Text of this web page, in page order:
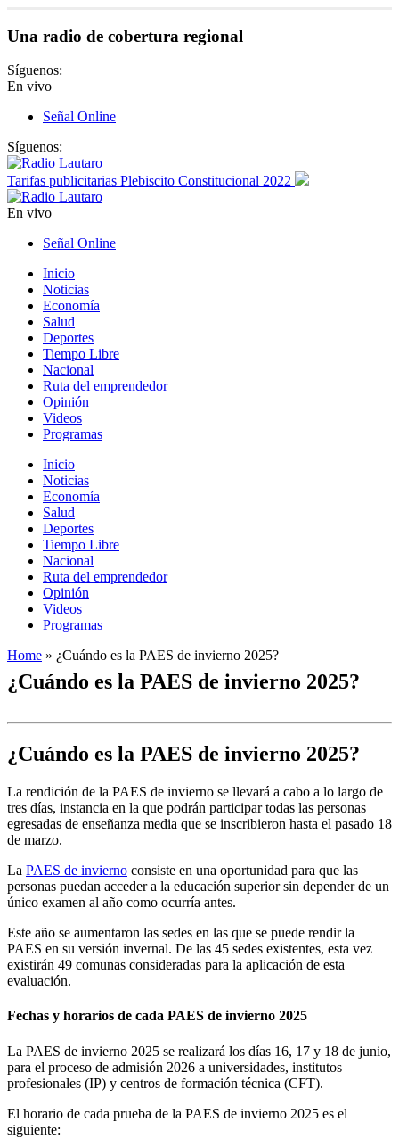
Una radio de cobertura regional
Síguenos:
En vivo
Señal Online
Síguenos:
Tarifas publicitarias Plebiscito Constitucional 2022
En vivo
Señal Online
Inicio
Noticias
Economía
Salud
Deportes
Tiempo Libre
Nacional
Ruta del emprendedor
Opinión
Videos
Programas
Inicio
Noticias
Economía
Salud
Deportes
Tiempo Libre
Nacional
Ruta del emprendedor
Opinión
Videos
Programas
Home » ¿Cuándo es la PAES de invierno 2025?
¿Cuándo es la PAES de invierno 2025?
¿Cuándo es la PAES de invierno 2025?
La rendición de la PAES de invierno se llevará a cabo a lo largo de
tres días, instancia en la que podrán participar todas las personas
egresadas de enseñanza media que se inscribieron hasta el pasado 18
de marzo.
La PAES de invierno consiste en una oportunidad para que las
personas puedan acceder a la educación superior sin depender de un
único examen al año como ocurría antes.
Este año se aumentaron las sedes en las que se puede rendir la
PAES en su versión invernal. De las 45 sedes existentes, esta vez
existirán 49 comunas consideradas para la aplicación de esta
evaluación.
Fechas y horarios de cada PAES de invierno 2025
La PAES de invierno 2025 se realizará los días 16, 17 y 18 de junio,
para el proceso de admisión 2026 a universidades, institutos
profesionales (IP) y centros de formación técnica (CFT).
El horario de cada prueba de la PAES de invierno 2025 es el
siguiente: